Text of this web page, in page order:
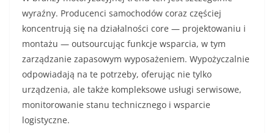
wyraźny. Producenci samochodów coraz częściej
koncentrują się na działalności core — projektowaniu i
montażu — outsourcując funkcje wsparcia, w tym
zarządzanie zapasowym wyposażeniem. Wypożyczalnie
odpowiadają na te potrzeby, oferując nie tylko
urządzenia, ale także kompleksowe usługi serwisowe,
monitorowanie stanu technicznego i wsparcie
logistyczne.